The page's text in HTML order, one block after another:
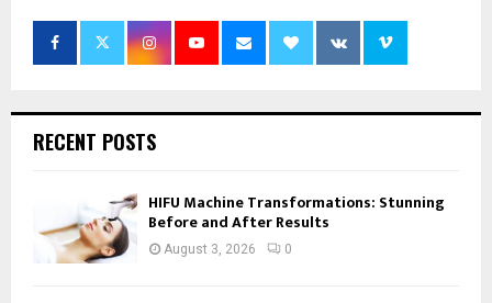
RECENT POSTS
HIFU Machine Transformations: Stunning
Before and After Results
August 3, 2026 0